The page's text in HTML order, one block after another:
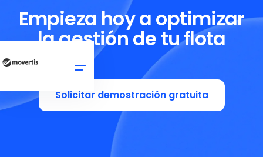
Empieza hoy a optimizar
la gestión de tu flota
Solicitar demostración gratuita